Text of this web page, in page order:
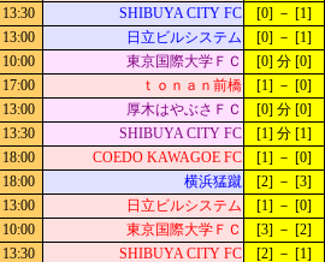
13:30 SHIBUYA CITY FC [0] － [1]
13:00 日立ビルシステム [0] － [1]
10:00 東京国際大学ＦＣ [0] 分 [0]
17:00 ｔｏｎａｎ前橋 [1] － [0]
13:00 厚木はやぶさＦＣ [0] 分 [0]
13:30 SHIBUYA CITY FC [1] 分 [1]
18:00 COEDO KAWAGOE FC [1] － [0]
18:00 横浜猛蹴 [2] － [3]
13:00 日立ビルシステム [1] － [0]
10:00 東京国際大学ＦＣ [3] － [2]
13:30 SHIBUYA CITY FC [2] － [1]